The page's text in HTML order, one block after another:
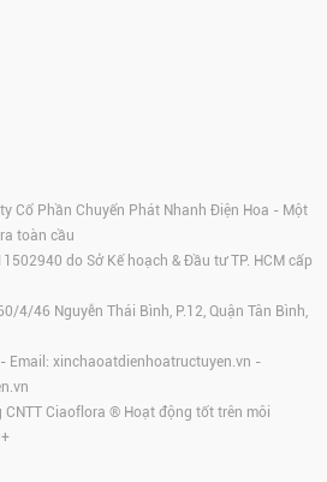
Cổ Phần Chuyển Phát Nhanh Điện Hoa - Một
toàn cầu
do Sở Kế hoạch & Đầu tư TP. HCM cấp
4/46 Nguyễn Thái Bình, P.12, Quận Tân Bình,
Email: xinchaoatdienhoatructuyen.vn -
CNTT Ciaoflora ® Hoạt động tốt trên môi